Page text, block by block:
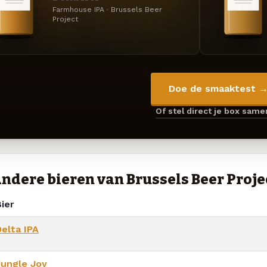
Farmhouse IPA · Brussels Beer
Project
Doe de smaaktest →
Of stel direct je box
bieren van Brussels Beer
IPA
Joy